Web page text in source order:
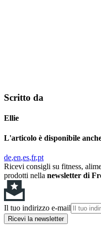
Scritto da
Ellie
L'articolo è disponibile
de en es fr pt
Ricevi consigli su fitness,
prodotti nella newsletter di
Il tuo indirizzo e-mail
Ricevi la newsletter